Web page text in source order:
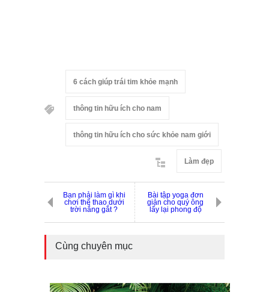
6 cách giúp trái tim khỏe mạnh
thông tin hữu ích cho nam
thông tin hữu ích cho sức khỏe nam giới
Làm đẹp
Bạn phải làm gì khi
chơi thể thao dưới
trời nắng gắt ?
Bài tập yoga đơn
giản cho quý ông
lấy lại phong độ
Cùng chuyên mục